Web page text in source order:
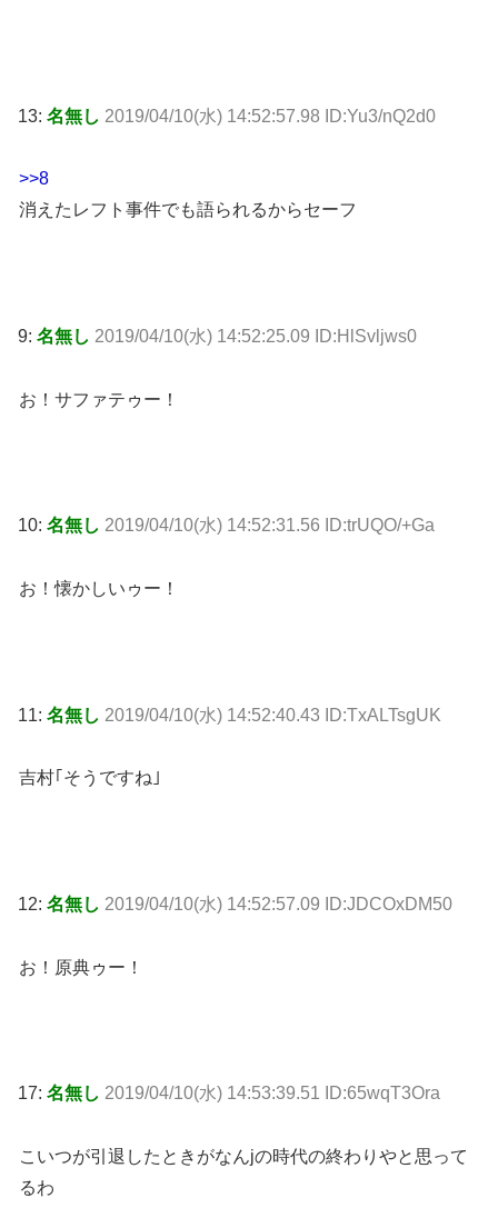
13: 名無し 2019/04/10(水) 14:52:57.98 ID:Yu3/nQ2d0
>>8
消えたレフト事件でも語られるからセーフ
9: 名無し 2019/04/10(水) 14:52:25.09 ID:HlSvljws0
お！サファテゥー！
10: 名無し 2019/04/10(水) 14:52:31.56 ID:trUQO/+Ga
お！懐かしいゥー！
11: 名無し 2019/04/10(水) 14:52:40.43 ID:TxALTsgUK
吉村｢そうですね｣
12: 名無し 2019/04/10(水) 14:52:57.09 ID:JDCOxDM50
お！原典ゥー！
17: 名無し 2019/04/10(水) 14:53:39.51 ID:65wqT3Ora
こいつが引退したときがなんjの時代の終わりやと思って
るわ